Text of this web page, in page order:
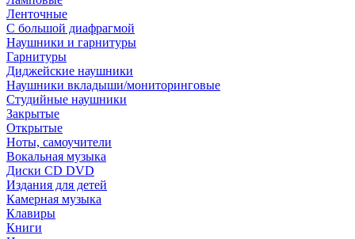
Ленточные
С большой диафрагмой
Наушники и гарнитуры
Гарнитуры
Диджейские наушники
Наушники вкладыши/мониторинговые
Студийные наушники
Закрытые
Открытые
Ноты, самоучители
Вокальная музыка
Диски CD DVD
Издания для детей
Камерная музыка
Клавиры
Книги